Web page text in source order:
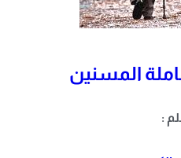
المسنين
: